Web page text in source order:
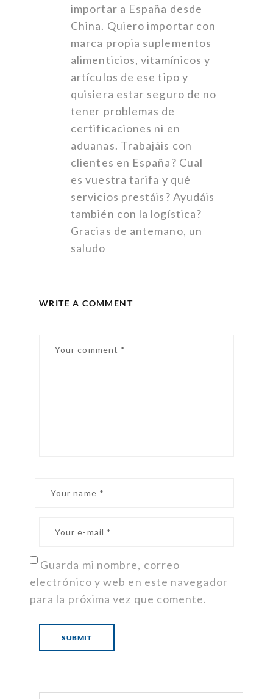
importar a España desde
China. Quiero importar con
marca propia suplementos
alimenticios, vitamínicos y
artículos de ese tipo y
quisiera estar seguro de no
tener problemas de
certificaciones ni en
aduanas. Trabajáis con
clientes en España? Cual
es vuestra tarifa y qué
servicios prestáis? Ayudáis
también con la logística?
Gracias de antemano, un
saludo
WRITE A COMMENT
Guarda mi nombre, correo
electrónico y web en este navegador
para la próxima vez que comente.